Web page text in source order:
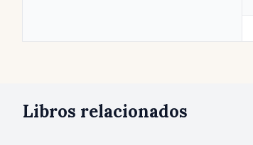
Libros relacionados